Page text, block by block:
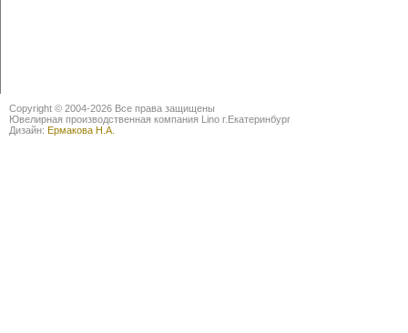
Copyright © 2004-2026 Все права защищены
Ювелирная производственная компания Lino г.Екатеринбург
Дизайн: Ермакова Н.А.